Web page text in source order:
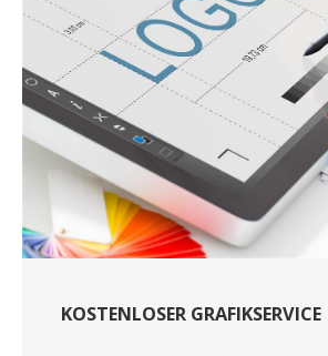
KOSTENLOSER GRAFIKSERVICE